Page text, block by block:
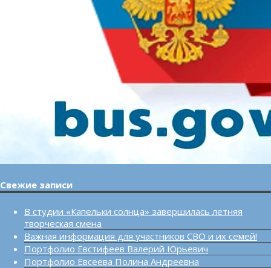
Свежие записи
В студии «Капельки солнца» завершилась летняя
творческая смена
Важная информация для участников СВО и их семей!
Портфолио Евстифеев Валерий Юрьевич
Портфолио Евсеева Полина Андреевна